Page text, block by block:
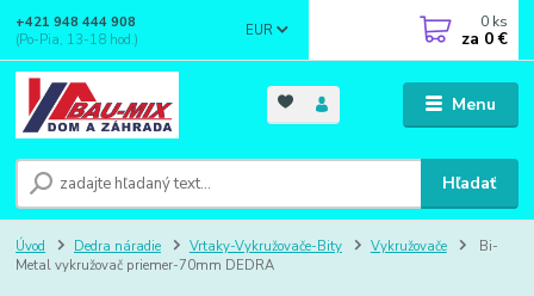
Menu
EUR
Hľadať
+421 948 444 908
(Po-Pia, 13-18 hod.)
0 ks
za 0 €
Úvod Dedra náradie Vrtaky-Vykružovače-Bity Vykružovače
Bi-
Metal vykružovač priemer-70mm DEDRA